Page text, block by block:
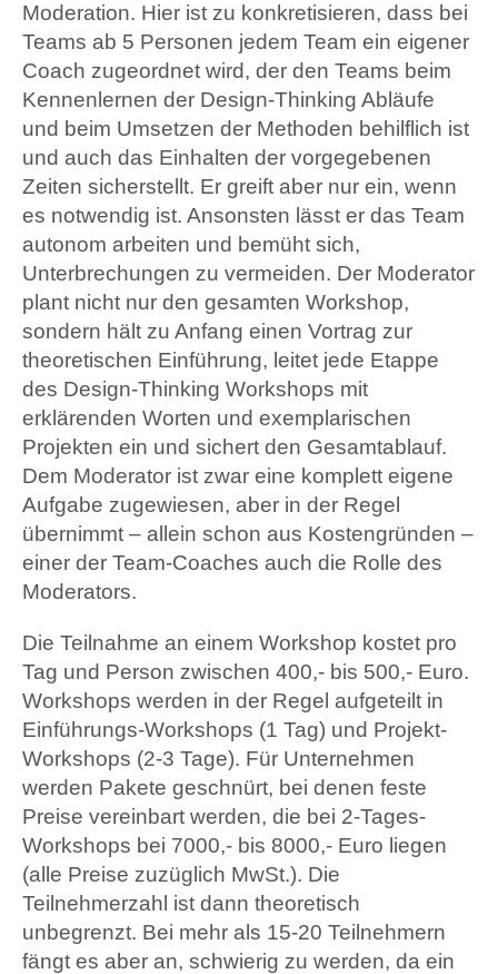
Moderation. Hier ist zu konkretisieren, dass bei
Teams ab 5 Personen jedem Team ein eigener
Coach zugeordnet wird, der den Teams beim
Kennenlernen der Design-Thinking Abläufe
und beim Umsetzen der Methoden behilflich ist
und auch das Einhalten der vorgegebenen
Zeiten sicherstellt. Er greift aber nur ein, wenn
es notwendig ist. Ansonsten lässt er das Team
autonom arbeiten und bemüht sich,
Unterbrechungen zu vermeiden. Der Moderator
plant nicht nur den gesamten Workshop,
sondern hält zu Anfang einen Vortrag zur
theoretischen Einführung, leitet jede Etappe
des Design-Thinking Workshops mit
erklärenden Worten und exemplarischen
Projekten ein und sichert den Gesamtablauf.
Dem Moderator ist zwar eine komplett eigene
Aufgabe zugewiesen, aber in der Regel
übernimmt – allein schon aus Kostengründen –
einer der Team-Coaches auch die Rolle des
Moderators.
Die Teilnahme an einem Workshop kostet pro
Tag und Person zwischen 400,- bis 500,- Euro.
Workshops werden in der Regel aufgeteilt in
Einführungs-Workshops (1 Tag) und Projekt-
Workshops (2-3 Tage). Für Unternehmen
werden Pakete geschnürt, bei denen feste
Preise vereinbart werden, die bei 2-Tages-
Workshops bei 7000,- bis 8000,- Euro liegen
(alle Preise zuzüglich MwSt.). Die
Teilnehmerzahl ist dann theoretisch
unbegrenzt. Bei mehr als 15-20 Teilnehmern
fängt es aber an, schwierig zu werden, da ein